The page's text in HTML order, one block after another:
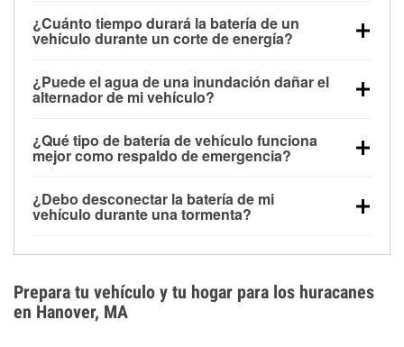
¿Cuánto tiempo durará la batería de un
vehículo durante un corte de energía?
alimentar pequeños accesorios durante un tiempo
limitado, pero el uso repetido sin conducir el vehículo
contar con un equipo de carga de respaldo para
cortes prolongados.
¿Puede el agua de una inundación dañar el
alternador de mi vehículo?
parte baja del compartimento del motor y pueden
dañarse si se sumergen, lo que puede provocar una
días después de la exposición.
¿Qué tipo de batería de vehículo funciona
mejor como respaldo de emergencia?
para aplicaciones de ciclo profundo porque son
selladas, resistentes a las vibraciones y más
¿Debo desconectar la batería de mi
vehículo durante una tormenta?
los daños por inundación. Evitar el agua estancada y
preparar opciones de carga de respaldo son
medidas de protección más efectivas.
Prepara tu vehículo y tu hogar para los huracanes
en Hanover, MA